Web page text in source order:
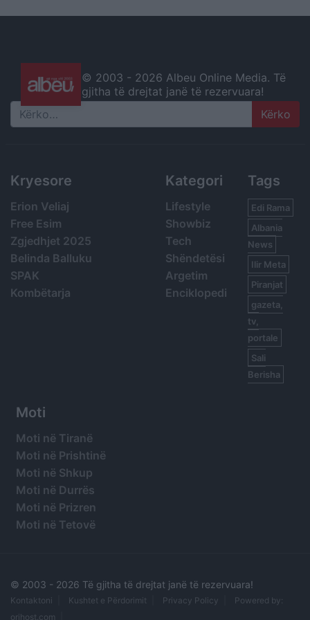
© 2003 - 2026 Albeu Online Media. Të
gjitha të drejtat janë të rezervuara!
Search
Kryesore
Erion Veliaj
Free Esim
Zgjedhjet 2025
Belinda Balluku
SPAK
Kombëtarja
Kategori
Lifestyle
Showbiz
Tech
Shëndetësi
Argetim
Enciklopedi
Tags
Edi Rama
Albania
News
Ilir Meta
Piranjat
gazeta,
tv,
portale
Sali
Berisha
Moti
Moti në Tiranë
Moti në Prishtinë
Moti në Shkup
Moti në Durrës
Moti në Prizren
Moti në Tetovë
© 2003 - 2026 Të gjitha të drejtat janë të rezervuara!
Kontaktoni Kushtet e Përdorimit Privacy Policy
Powered by:
orihost.com